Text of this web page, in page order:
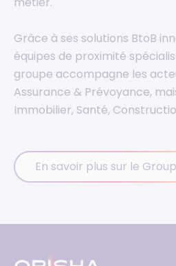
Grâce à ses solutions BtoB
équipes de proximité
groupe accompagne les
Assurance & Prévoyance,
Immobilier, Santé,
En savoir plus sur le